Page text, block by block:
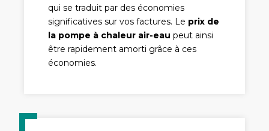
qui se traduit par des économies
significatives sur vos factures. Le prix de
la pompe à chaleur air-eau peut ainsi
être rapidement amorti grâce à ces
économies.